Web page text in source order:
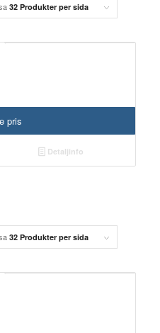
32 Produkter per sida
pris
Detaljinfo
32 Produkter per sida